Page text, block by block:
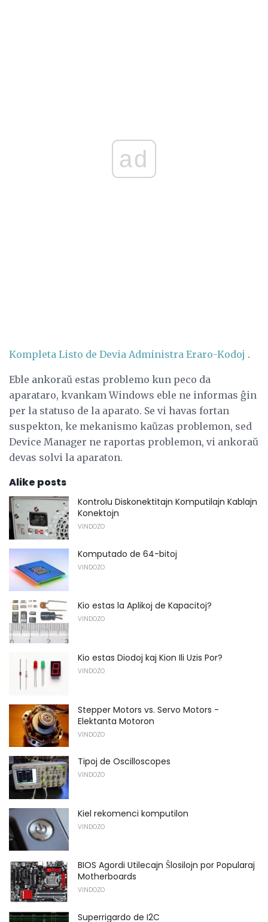
ad
Kompleta Listo de Devia Administra Eraro-Kodoj .
Eble ankoraŭ estas problemo kun peco da
aparataro, kvankam Windows eble ne informas ĝin
per la statuso de la aparato. Se vi havas fortan
suspekton, ke mekanismo kaŭzas problemon, sed
Device Manager ne raportas problemon, vi ankoraŭ
devas solvi la aparaton.
Alike posts
Kontrolu Diskonektitajn Komputilajn Kablajn
Konektojn
VINDOZO
Komputado de 64-bitoj
VINDOZO
Kio estas la Aplikoj de Kapacitoj?
VINDOZO
Kio estas Diodoj kaj Kion Ili Uzis Por?
VINDOZO
Stepper Motors vs. Servo Motors -
Elektanta Motoron
VINDOZO
Tipoj de Oscilloscopes
VINDOZO
Kiel rekomenci komputilon
VINDOZO
BIOS Agordi Utilecajn Ŝlosilojn por Popularaj
Motherboards
VINDOZO
Superrigardo de I2C